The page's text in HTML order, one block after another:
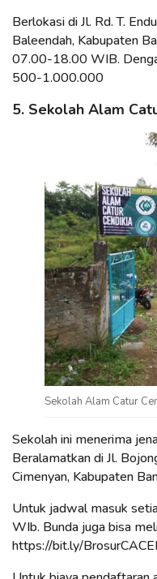
Berlokasi di Jl. Rd. T.
Baleendah, Kabupaten
07.00-18.00 WIB.
500-1.000.000
5. Sekolah Alam
Sekolah Alam Catur
Sekolah ini menerima
Beralamatkan di Jl.
Cimenyan, Kabupaten
Untuk jadwal masuk
WIb. Bunda juga bisa
https://bit.ly/